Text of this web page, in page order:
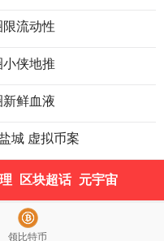
领比特币
流动性
侠地推
鲜血液
城 虚拟币案
区块超话 元宇宙